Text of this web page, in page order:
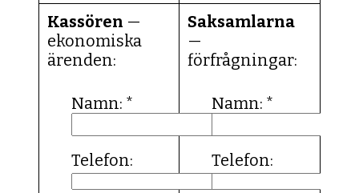
Kassören —
ekonomiska
ärenden:
Namn: *
Telefon:
Saksamlarna
—
förfrågningar:
Namn: *
Telefon: